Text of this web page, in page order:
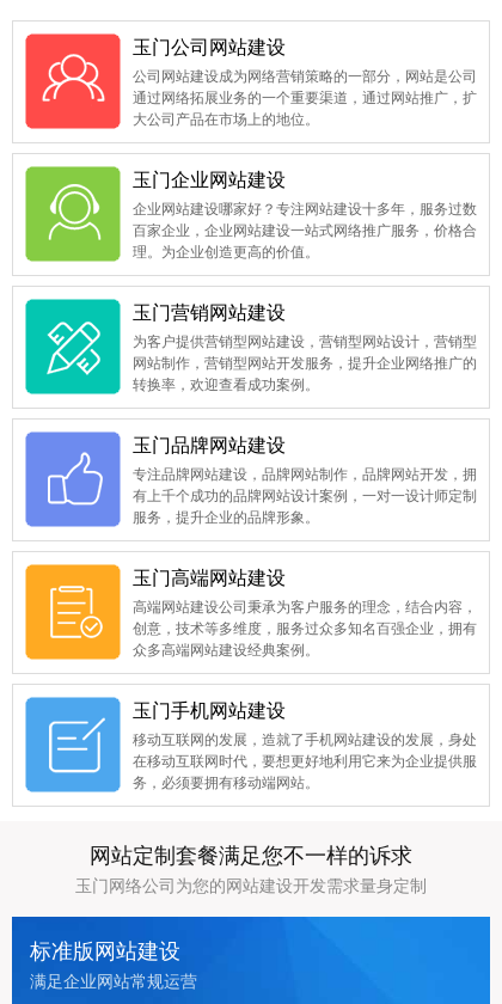
玉门公司网站建设
公司网站建设成为网络营销策略的一部分，网站是公司
通过网络拓展业务的一个重要渠道，通过网站推广，扩
大公司产品在市场上的地位。
玉门企业网站建设
企业网站建设哪家好？专注网站建设十多年，服务过数
百家企业，企业网站建设一站式网络推广服务，价格合
理。为企业创造更高的价值。
玉门营销网站建设
为客户提供营销型网站建设，营销型网站设计，营销型
网站制作，营销型网站开发服务，提升企业网络推广的
转换率，欢迎查看成功案例。
玉门品牌网站建设
专注品牌网站建设，品牌网站制作，品牌网站开发，拥
有上千个成功的品牌网站设计案例，一对一设计师定制
服务，提升企业的品牌形象。
玉门高端网站建设
高端网站建设公司秉承为客户服务的理念，结合内容，
创意，技术等多维度，服务过众多知名百强企业，拥有
众多高端网站建设经典案例。
玉门手机网站建设
移动互联网的发展，造就了手机网站建设的发展，身处
在移动互联网时代，要想更好地利用它来为企业提供服
务，必须要拥有移动端网站。
网站定制套餐满足您不一样的诉求
玉门网络公司为您的网站建设开发需求量身定制
标准版网站建设
满足企业网站常规运营